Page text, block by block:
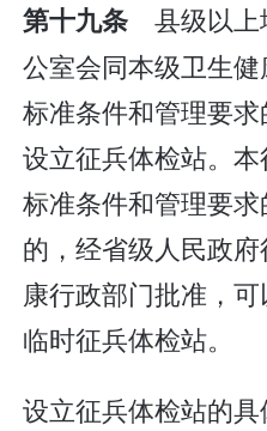
第十九条 县级以上
公室会同本级卫生
标准条件和管理要
设立征兵体检站。
标准条件和管理要
的，经省级人民政
康行政部门批准，
临时征兵体检站。
设立征兵体检站的